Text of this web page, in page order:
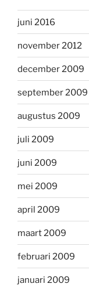
juni 2016
november 2012
december 2009
september 2009
augustus 2009
juli 2009
juni 2009
mei 2009
april 2009
maart 2009
februari 2009
januari 2009